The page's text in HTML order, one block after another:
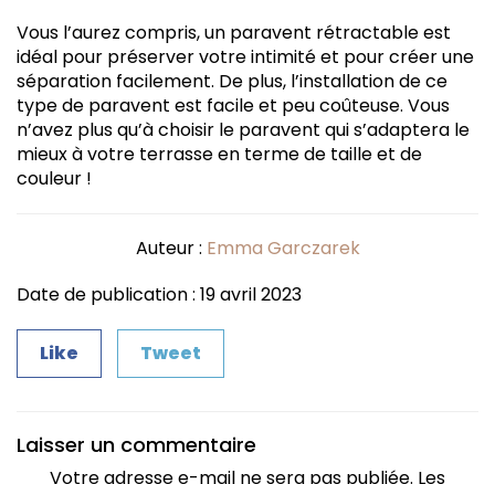
Vous l’aurez compris, un paravent rétractable est
idéal pour préserver votre intimité et pour créer une
séparation facilement. De plus, l’installation de ce
type de paravent est facile et peu coûteuse. Vous
n’avez plus qu’à choisir le paravent qui s’adaptera le
mieux à votre terrasse en terme de taille et de
couleur !
Auteur : Emma Garczarek
Date de publication : 19 avril 2023
Like Tweet
Laisser un commentaire
Votre adresse e-mail ne sera pas publiée. Les